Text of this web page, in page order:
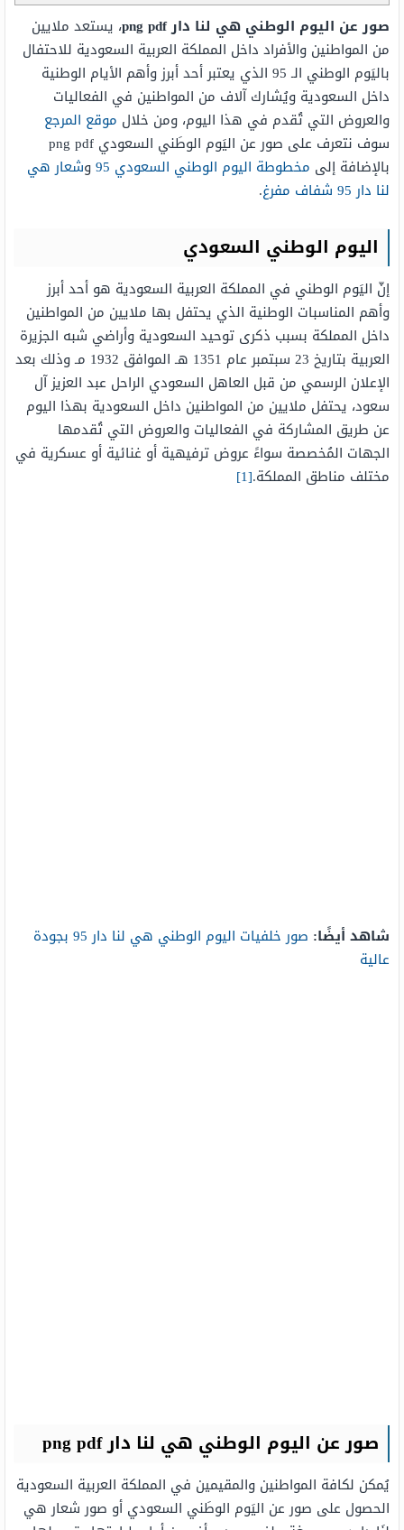
صور عن اليوم الوطني هي لنا دار png pdf
، يستعد ملايين
من المواطنين والأفراد داخل المملكة العربية السعودية للاحتفال
باليَوم الوطني الـ 95 الذي يعتبر أحد أبرز وأهم الأيام الوطنية
داخل السعودية ويُشارك آلاف من المواطنين في الفعاليات
والعروض التي تُقدم في هذا اليوم، ومن خلال موقع المرجع
سوف نتعرف على صور عن اليَوم الوطَني السعودي png pdf
بالإضافة إلى مخطوطة اليوم الوطني السعودي 95 وشعار هي
لنا دار 95 شفاف مفرغ
.
اليوم الوطني السعودي
إنّ اليَوم الوطني في المملكة العربية السعودية هو أحد أبرز
وأهم المناسبات الوطنية الذي يحتفل بها ملايين من المواطنين
داخل المملكة بسبب ذكرى توحيد السعودية وأراضي شبه الجزيرة
العربية بتاريخ 23 سبتمبر عام 1351 هـ الموافق 1932 مـ وذلك بعد
الإعلان الرسمي من قبل العاهل السعودي الراحل عبد العزيز آل
سعود، يحتفل ملايين من المواطنين داخل السعودية بهذا اليوم
عن طريق المشاركة في الفعاليات والعروض التي تُقدمها
الجهات المُخصصة سواءً عروض ترفيهية أو غنائية أو عسكرية في
مختلف مناطق المملكة.[1]
شاهد أيضًا:
صور خلفيات اليوم الوطني هي لنا دار 95 بجودة
عالية
صور عن اليوم الوطني هي لنا دار png pdf
يُمكن لكافة المواطنين والمقيمين في المملكة العربية السعودية
الحصول على صور عن اليَوم الوطَني السعودي أو صور شعار هي